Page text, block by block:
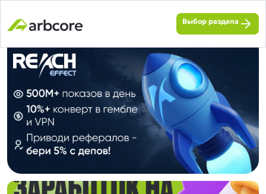
Выбор раздела